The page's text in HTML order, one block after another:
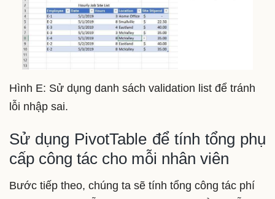
Hình E: Sử dụng danh sách validation list để tránh
lỗi nhập sai.
Sử dụng PivotTable để tính tổng phụ
cấp công tác cho mỗi nhân viên
Bước tiếp theo, chúng ta sẽ tính tổng công tác phí